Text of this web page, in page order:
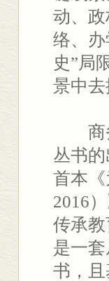
动、
络、
史”局
景中去
丛书
首本
2016
传承
是一
书，